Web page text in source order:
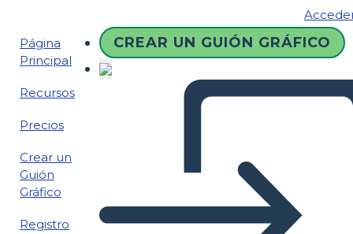
Página
Principal
Recursos
Precios
Crear un
Guión
Gráfico
Registro
CREAR UN GUIÓN GRÁFICO